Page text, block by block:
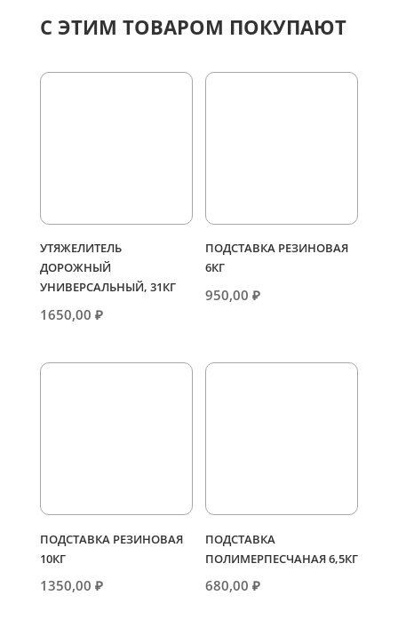
С ЭТИМ ТОВАРОМ ПОКУПАЮТ
УТЯЖЕЛИТЕЛЬ
ДОРОЖНЫЙ
УНИВЕРСАЛЬНЫЙ, 31КГ
1650,00 ₽
ПОДСТАВКА РЕЗИНОВАЯ
6КГ
950,00₽
ПОДСТАВКА РЕЗИНОВАЯ
10КГ
1350,00 ₽
ПОДСТАВКА
ПОЛИМЕРПЕСЧАНАЯ 6,5КГ
680,00₽